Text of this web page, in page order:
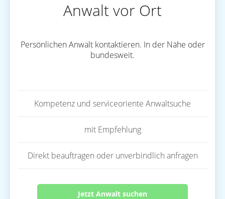
Anwalt vor Ort
Persönlichen Anwalt kontaktieren. In der Nähe oder
bundesweit.
Kompetenz und serviceoriente Anwaltsuche
mit Empfehlung
Direkt beauftragen oder unverbindlich anfragen
Jetzt Anwalt suchen